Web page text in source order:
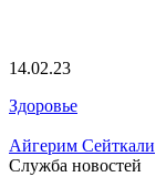
14.02.23
Здоровье
Айгерим Сейткали
Служба новостей